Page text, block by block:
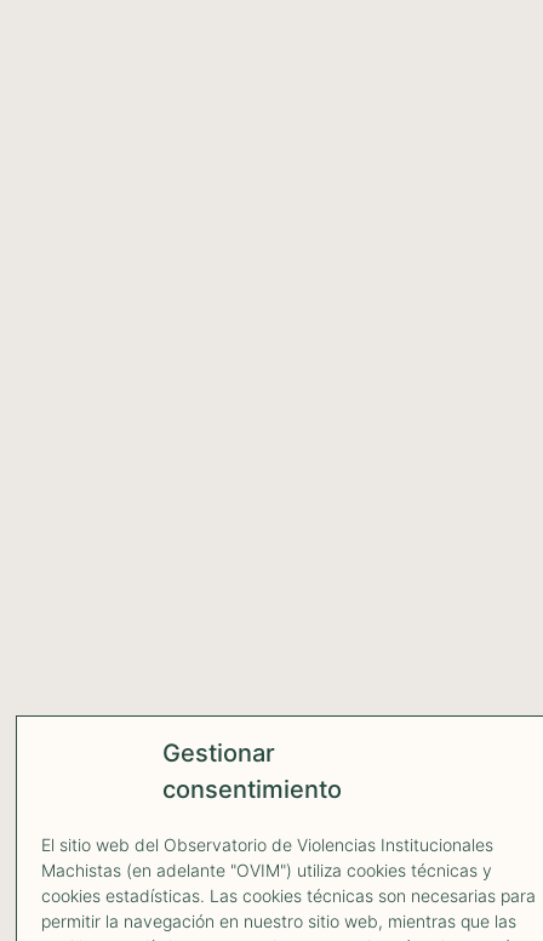
Gestionar
consentimiento
El sitio web del Observatorio de Violencias Institucionales
Machistas (en adelante "OVIM") utiliza cookies técnicas y
cookies estadísticas. Las cookies técnicas son necesarias para
permitir la navegación en nuestro sitio web, mientras que las